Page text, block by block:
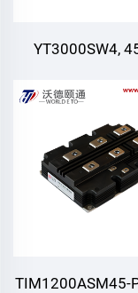
YT3000SW4,
TIM1200ASM45-